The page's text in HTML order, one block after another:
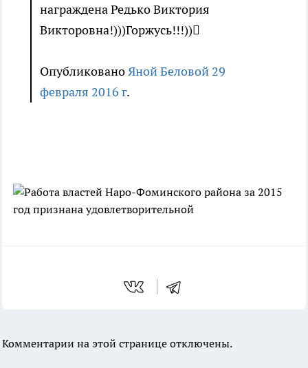
награждена Редько Виктория
Викторовна!)))Горжусь!!!))󾮗
ОпубликованоЯной Беловой 29
февраля 2016 г.
Комментарии на этой странице отключены.